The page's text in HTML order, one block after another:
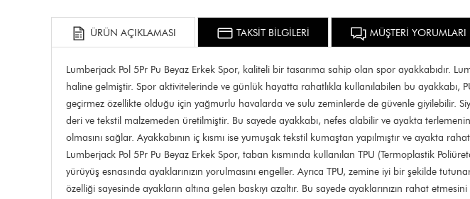
ÜRÜN AÇIKLAMASI TAKSİT BİLGİLERİ MÜŞTERİ YORUMLARI
Lumberjack Pol 5Pr Pu Beyaz Erkek Spor, kaliteli bir tasarıma sahip olan spor ayakkabıdır.
haline gelmiştir. Spor aktivitelerinde ve günlük hayatta rahatlıkla kullanılabilen bu ayakkabı,
geçirmez özellikte olduğu için yağmurlu havalarda ve sulu zeminlerde de güvenle giyilebilir.
deri ve tekstil malzemeden üretilmiştir. Bu sayede ayakkabı, nefes alabilir ve ayakta
olmasını sağlar. Ayakkabının iç kısmı ise yumuşak tekstil kumaştan yapılmıştır ve ayakta
Lumberjack Pol 5Pr Pu Beyaz Erkek Spor, taban kısmında kullanılan TPU (Termoplastik
yürüyüş esnasında ayaklarınızın yorulmasını engeller. Ayrıca TPU, zemine iyi bir şekilde
özelliği sayesinde ayakların altına gelen baskıyı azaltır. Bu sayede ayaklarınızın rahat